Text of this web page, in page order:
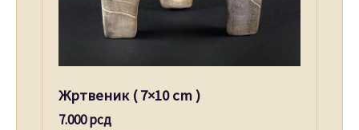
Жртвеник ( 7×10 cm )
7.000рсд